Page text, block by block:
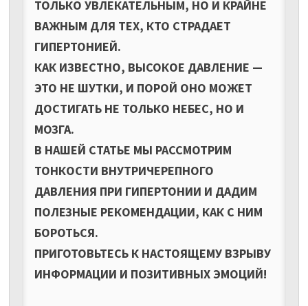
ТОЛЬКО УВЛЕКАТЕЛЬНЫМ, НО И КРАЙНЕ
ВАЖНЫМ ДЛЯ ТЕХ, КТО СТРАДАЕТ
ГИПЕРТОНИЕЙ.
КАК ИЗВЕСТНО, ВЫСОКОЕ ДАВЛЕНИЕ —
ЭТО НЕ ШУТКИ, И ПОРОЙ ОНО МОЖЕТ
ДОСТИГАТЬ НЕ ТОЛЬКО НЕБЕС, НО И
МОЗГА.
В НАШЕЙ СТАТЬЕ МЫ РАССМОТРИМ
ТОНКОСТИ ВНУТРИЧЕРЕПНОГО
ДАВЛЕНИЯ ПРИ ГИПЕРТОНИИ И ДАДИМ
ПОЛЕЗНЫЕ РЕКОМЕНДАЦИИ, КАК С НИМ
БОРОТЬСЯ.
ПРИГОТОВЬТЕСЬ К НАСТОЯЩЕМУ ВЗРЫВУ
ИНФОРМАЦИИ И ПОЗИТИВНЫХ ЭМОЦИЙ!